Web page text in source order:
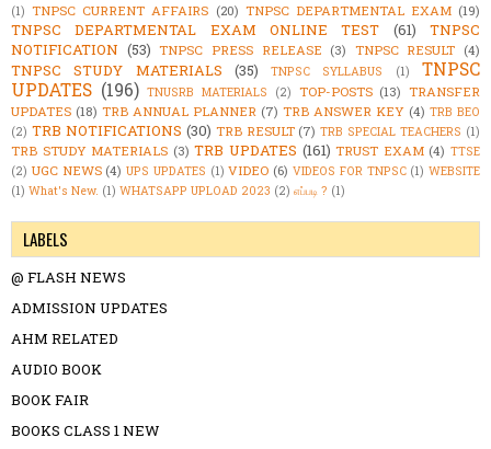
(1) TNPSC CURRENT AFFAIRS (20) TNPSC DEPARTMENTAL EXAM (19)
TNPSC DEPARTMENTAL EXAM ONLINE TEST (61)
TNPSC
NOTIFICATION (53) TNPSC PRESS RELEASE (3) TNPSC RESULT (4)
TNPSC STUDY MATERIALS (35) TNPSC SYLLABUS (1)
TNPSC
UPDATES (196) TNUSRB MATERIALS (2) TOP-POSTS (13) TRANSFER
UPDATES (18) TRB ANNUAL PLANNER (7) TRB ANSWER KEY (4) TRB BEO
(2) TRB NOTIFICATIONS (30) TRB RESULT (7) TRB SPECIAL TEACHERS (1)
TRB STUDY MATERIALS (3) TRB UPDATES (161) TRUST EXAM (4) TTSE
(2) UGC NEWS (4) UPS UPDATES (1) VIDEO (6) VIDEOS FOR TNPSC (1) WEBSITE
(1) What's New. (1) WHATSAPP UPLOAD 2023 (2) எப்படி ? (1)
LABELS
@ FLASH NEWS
ADMISSION UPDATES
AHM RELATED
AUDIO BOOK
BOOK FAIR
BOOKS CLASS 1 NEW